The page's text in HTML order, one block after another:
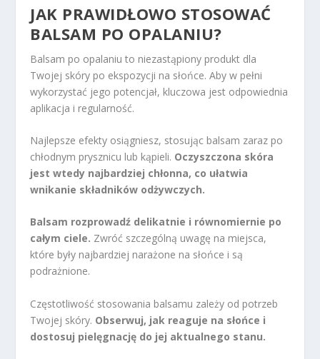
JAK PRAWIDŁOWO STOSOWAĆ
BALSAM PO OPALANIU?
Balsam po opalaniu to niezastąpiony produkt dla
Twojej skóry po ekspozycji na słońce. Aby w pełni
wykorzystać jego potencjał, kluczowa jest odpowiednia
aplikacja i regularność.
Najlepsze efekty osiągniesz, stosując balsam zaraz po
chłodnym prysznicu lub kąpieli. Oczyszczona skóra
jest wtedy najbardziej chłonna, co ułatwia
wnikanie składników odżywczych.
Balsam rozprowadź delikatnie i równomiernie po
całym ciele. Zwróć szczególną uwagę na miejsca,
które były najbardziej narażone na słońce i są
podrażnione.
Częstotliwość stosowania balsamu zależy od potrzeb
Twojej skóry. Obserwuj, jak reaguje na słońce i
dostosuj pielęgnację do jej aktualnego stanu.